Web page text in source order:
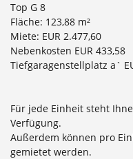
Top G 8
Fläche: 123,88 m²
Miete: EUR 2.477,60
Nebenkosten EUR 433,58
Tiefgaragenstellplatz a`
Für jede Einheit steht
Verfügung.
Außerdem können pro
gemietet werden.